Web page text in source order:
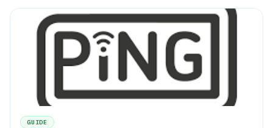
posiblemente podría ser una tarea de monitorización - las
características generales son bastante sencillas de
configurar.
GUIDE